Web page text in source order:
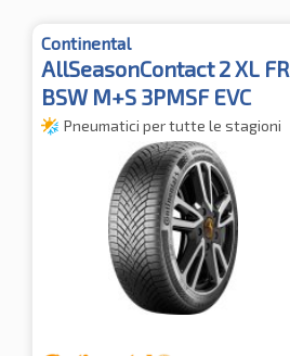
Continental
AllSeasonContact 2 XL FR
BSW M+S 3PMSF EVC
Pneumatici per tutte le stagioni